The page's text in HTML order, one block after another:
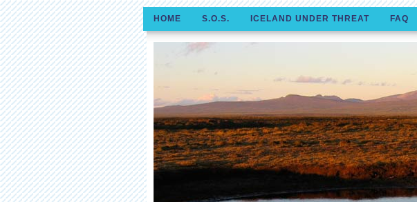
HOME S.O.S. ICELAND UNDER THREAT FAQ